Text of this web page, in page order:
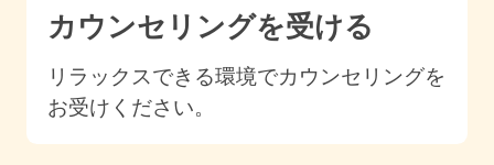
カウンセリングを受ける
リラックスできる環境でカウンセリングを
お受けください。